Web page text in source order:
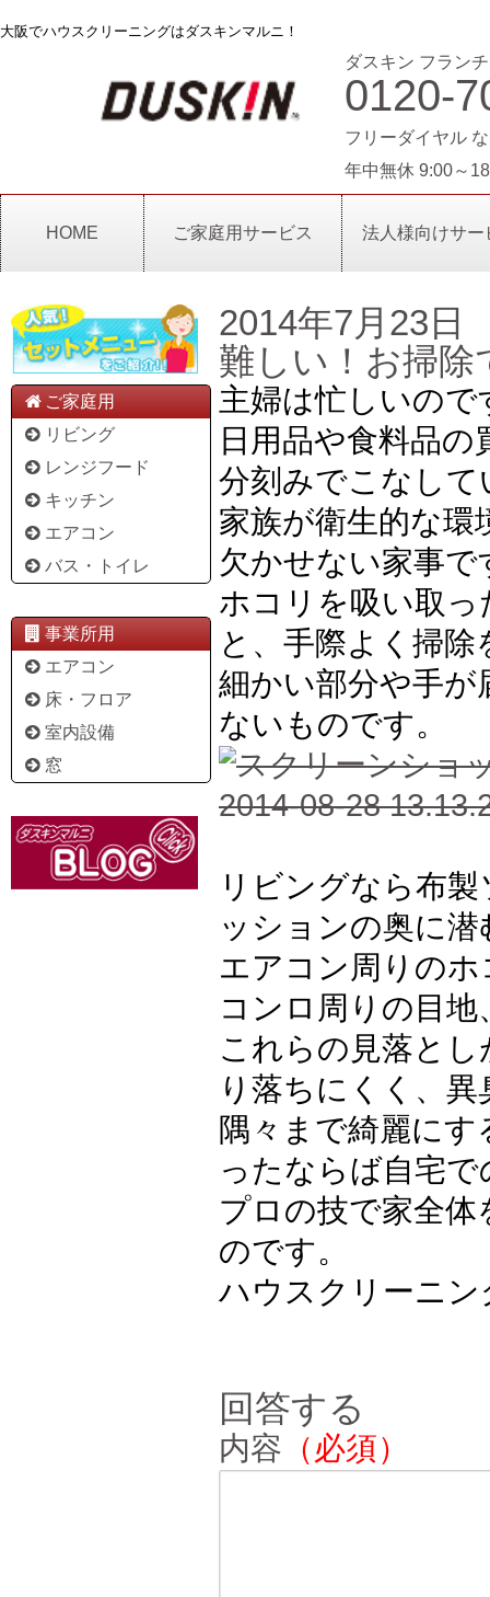
大阪でハウスクリーニングはダスキンマルニ！
ダスキン フラン
0120-
フリーダイヤル
年中無休 9:00～
HOME ご家庭用サービス 法人様向けサー
ご家庭用
リビング
レンジフード
キッチン
エアコン
バス・トイレ
事業所用
エアコン
床・フロア
室内設備
窓
2014年7月23日
難しい！お掃
主婦は忙しいので
日用品や食料品
分刻みでこなして
家族が衛生的な環
欠かせない家事で
ホコリを吸い取
と、手際よく掃
細かい部分や手
ないものです。
リビングなら布
ッションの奥に
エアコン周りの
コンロ周りの目
これらの見落と
り落ちにくく、
隅々まで綺麗に
ったならば自宅
プロの技で家全
のです。
ハウスクリーニ
回答する
内容 （必須）